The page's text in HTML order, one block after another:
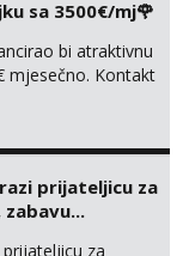
sa 3500€/mj🌹
bi atraktivnu
mjesečno. Kontakt
prijateljicu za
za